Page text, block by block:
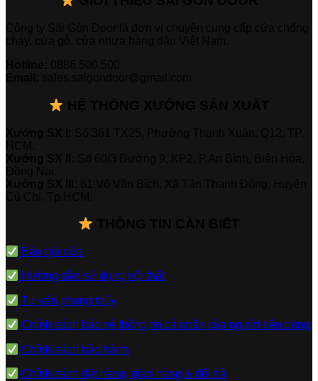
Báo giá cửa
Hướng dẫn sử dụng nội thất
Tư vấn phong thủy
Chính sách bảo vệ thông tin cá nhân của người tiêu dùng
Chính sách bảo hành
Chính sách đặt hàng, giao hàng & đổi trả